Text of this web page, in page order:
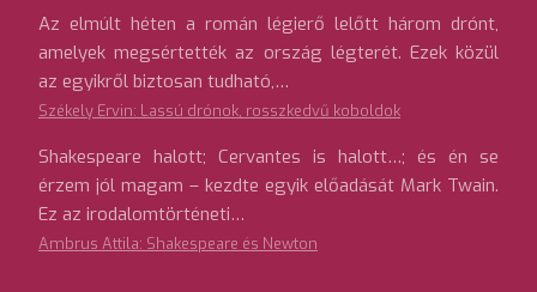
Az elmúlt héten a román légierő lelőtt három drónt,
amelyek megsértették az ország légterét. Ezek közül
az egyikről biztosan tudható,…
Székely Ervin: Lassú drónok, rosszkedvű koboldok
Shakespeare halott; Cervantes is halott…; és én se
érzem jól magam – kezdte egyik előadását Mark Twain.
Ez az irodalomtörténeti…
Ambrus Attila: Shakespeare és Newton